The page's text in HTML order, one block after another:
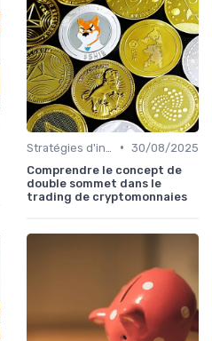
• 30/08/2025
Comprendre le concept de
double sommet dans le
trading de cryptomonnaies